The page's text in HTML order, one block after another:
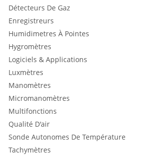
Détecteurs De Gaz
Enregistreurs
Humidimetres À Pointes
Hygromètres
Logiciels & Applications
Luxmètres
Manomètres
Micromanomètres
Multifonctions
Qualité D'air
Sonde Autonomes De Température
Tachymètres